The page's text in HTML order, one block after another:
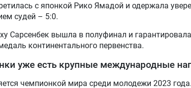
с японкой Рико Ямадой и одержала
судей – 5:0.
Сарсенбек вышла в полуфинал и
континентального первенства.
уже есть крупные международные
чемпионкой мира среди молодежи 2023